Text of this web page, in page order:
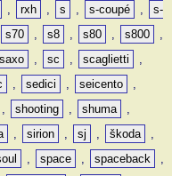
, rxh , s , s-coupé ,
s-
s70 , s8 , s80 , s800
,
saxo , sc , scaglietti
,
, sedici , seicento
,
, shooting , shuma
,
, sirion , sj , škoda
,
, space , spaceback
,